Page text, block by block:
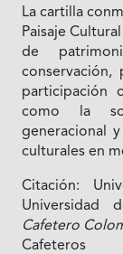
La cartilla
Paisaje
de
participación
como la
generacional
culturales en
Citación:
Universidad
Cafetero